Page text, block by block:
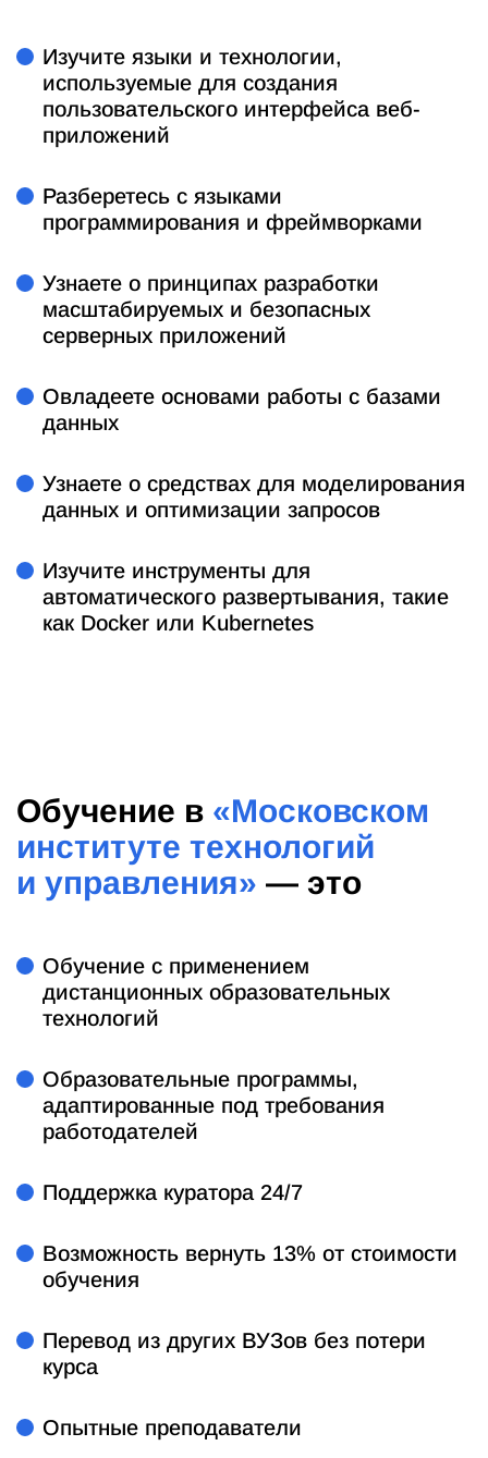
Изучите языки и технологии,
используемые для создания
пользовательского интерфейса веб-
приложений
Разберетесь с языками
программирования и фреймворками
Узнаете о принципах разработки
масштабируемых и безопасных
серверных приложений
Овладеете основами работы с базами
данных
Узнаете о средствах для моделирования
данных и оптимизации запросов
Изучите инструменты для
автоматического развертывания, такие
как Docker или Kubernetes
Обучение в «Московском
институте технологий
и управления» — это
Обучение с применением
дистанционных образовательных
технологий
Образовательные программы,
адаптированные под требования
работодателей
Поддержка куратора 24/7
Возможность вернуть 13% от стоимости
обучения
Перевод из других ВУЗов без потери
курса
Опытные преподаватели